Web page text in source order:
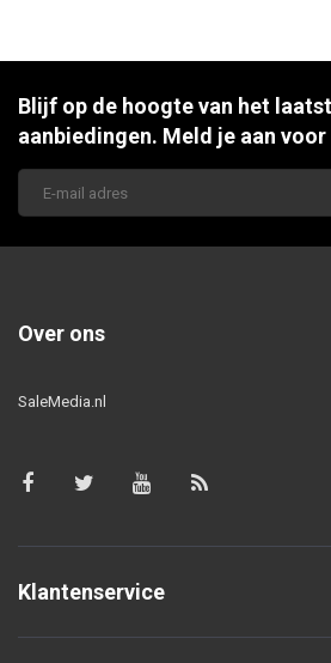
Blijf op de hoogte van het
aanbiedingen. Meld je aan
Over ons
SaleMedia.nl
Klantenservice